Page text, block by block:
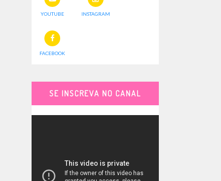
YOUTUBE INSTAGRAM
FACEBOOK
SE INSCREVA NO CANAL